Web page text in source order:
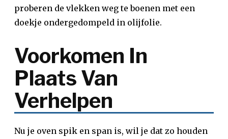
proberen de vlekken weg te boenen met een
doekje ondergedompeld in olijfolie.
Voorkomen In
Plaats Van
Verhelpen
Nu je oven spik en span is, wil je dat zo houden